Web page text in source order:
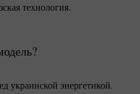
технология.
украинской энергетикой.